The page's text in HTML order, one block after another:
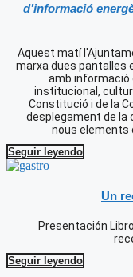
d’informació
Aquest matí
marxa dues pantalles
amb informació
institucional,
Constitució i de la
desplegament de la
nous elements
Seguir leyendo
Un
Presentación
Seguir leyendo